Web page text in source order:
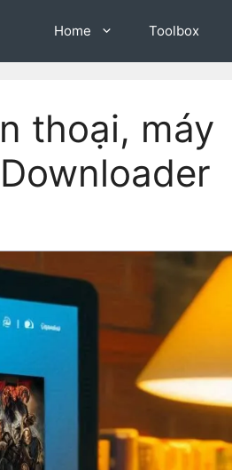
Home Toolbox
thoại, máy